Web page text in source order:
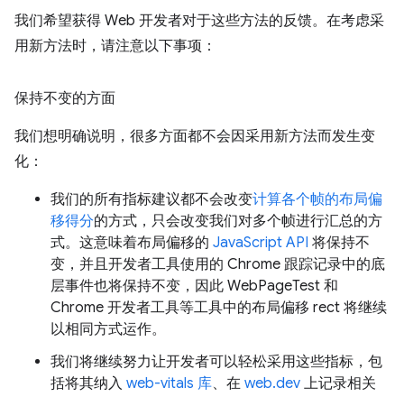
我们希望获得 Web 开发者对于这些方法的反馈。在考虑采
用新方法时，请注意以下事项：
保持不变的方面
我们想明确说明，很多方面都不会因采用新方法而发生变
化：
我们的所有指标建议都不会改变计算各个帧的布局偏
移得分的方式，只会改变我们对多个帧进行汇总的方
式。这意味着布局偏移的 JavaScript API 将保持不
变，并且开发者工具使用的 Chrome 跟踪记录中的底
层事件也将保持不变，因此 WebPageTest 和
Chrome 开发者工具等工具中的布局偏移 rect 将继续
以相同方式运作。
我们将继续努力让开发者可以轻松采用这些指标，包
括将其纳入 web-vitals 库、在 web.dev 上记录相关